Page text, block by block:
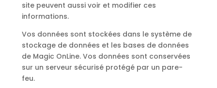
site peuvent aussi voir et modifier ces
informations.
Vos données sont stockées dans le système de
stockage de données et les bases de données
de Magic OnLine. Vos données sont conservées
sur un serveur sécurisé protégé par un pare-
feu.